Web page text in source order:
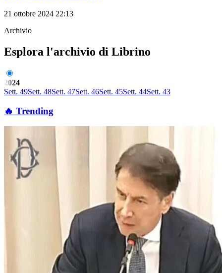
21 ottobre 2024 22:13
Archivio
Esplora l'archivio di Librino
2024
Sett. 49Sett. 48Sett. 47Sett. 46Sett. 45Sett. 44Sett. 43
🔥 Trending